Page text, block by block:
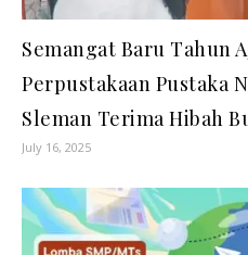
Semangat Baru Tahun
Perpustakaan Pustaka
Sleman Terima Hibah
July 16, 2025